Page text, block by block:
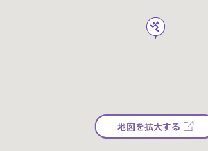
地図を拡大する